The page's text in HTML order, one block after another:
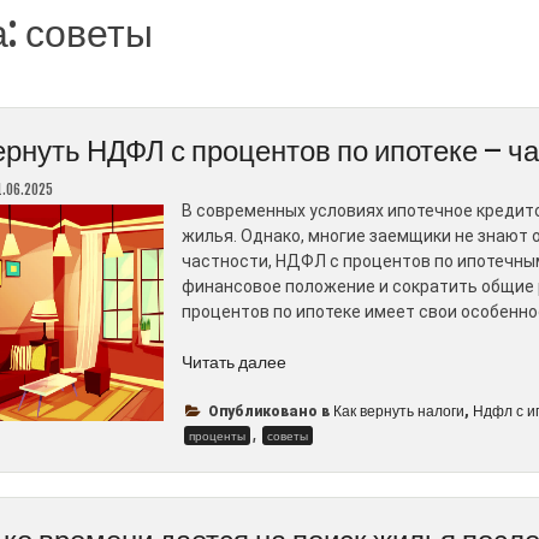
советы
НДФЛ с процентов по ипотеке –
В современных условиях ипотечное
жилья. Однако, многие заемщики не знают
частности, НДФЛ с процентов по
финансовое положение и сократить
процентов по ипотеке имеет свои
Читать далее“Как
НДФЛ
с
Опубликовано в Как вернуть налоги, Ндфл с
проценты , советы